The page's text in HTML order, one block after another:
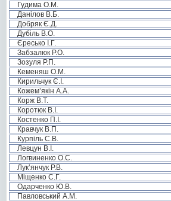
Гудима О.М.
Данілов В.Б.
Добряк Є.Д.
Дубіль В.О.
Єресько І.Г.
Забзалюк Р.О.
Зозуля Р.П.
Кеменяш О.М.
Кирильчук Є.І.
Кожем’якін А.А.
Корж В.Т.
Коротюк В.І.
Костенко П.І.
Кравчук В.П.
Курпіль С.В.
Левцун В.І.
Логвиненко О.С.
Лук’янчук Р.В.
Міщенко С.Г.
Одарченко Ю.В.
Павловський А.М.